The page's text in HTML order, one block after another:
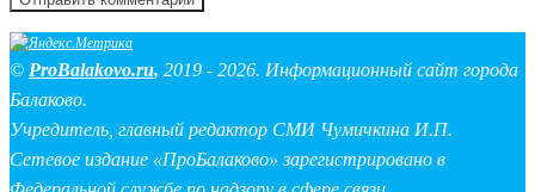
© ProBalakovo.ru, 2019 - 2026. Информационный сайт города
Балаково.
Учредитель, главный редактор СМИ Чумичкина И.П.
Сетевое издание «ПроБалаково» зарегистрировано в